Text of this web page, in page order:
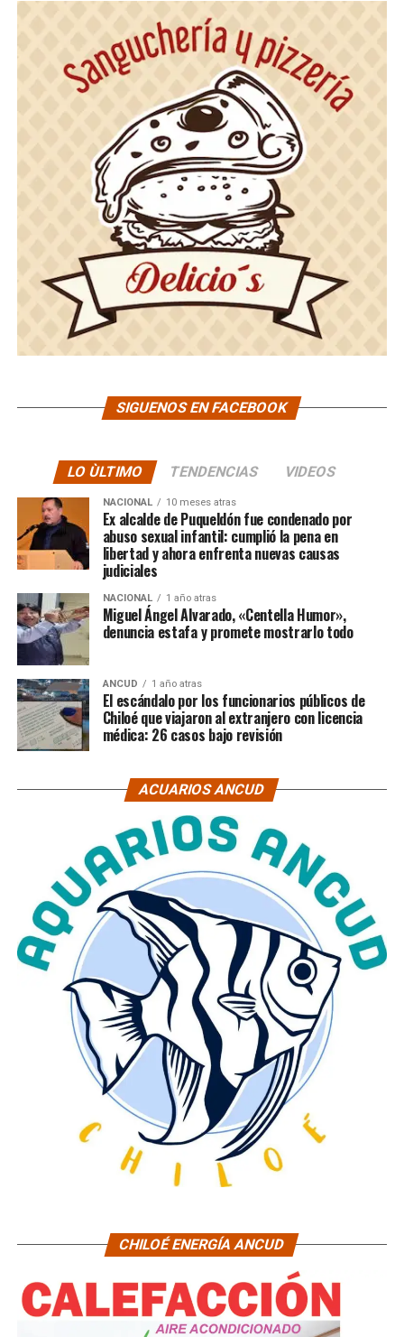
SIGUENOS EN FACEBOOK
LO ÙLTIMO TENDENCIAS VIDEOS
NACIONAL 10 meses atras
Ex alcalde de Puqueldón fue condenado por
abuso sexual infantil: cumplió la pena en
libertad y ahora enfrenta nuevas causas
judiciales
NACIONAL 1 año atras
Miguel Ángel Alvarado, «Centella Humor»,
denuncia estafa y promete mostrarlo todo
ANCUD 1 año atras
El escándalo por los funcionarios públicos de
Chiloé que viajaron al extranjero con licencia
médica: 26 casos bajo revisión
ACUARIOS ANCUD
CHILOÉ ENERGÍA ANCUD